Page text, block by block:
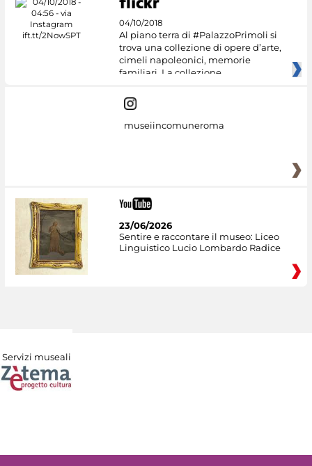
04/10/2018
Al piano terra di #PalazzoPrimoli si
trova una collezione di opere d’arte,
cimeli napoleonici, memorie
familiari. La collezione
museiincomuneroma
23/06/2026
Sentire e raccontare il museo: Liceo
Linguistico Lucio Lombardo Radice
Servizi museali